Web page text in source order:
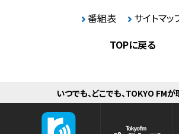
番組表
サイトマッ
TOPに戻る
いつでも、どこでも、TOKYO FMが